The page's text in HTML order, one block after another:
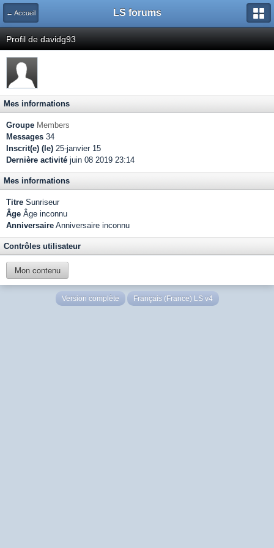
← Accueil LS forums
Profil de davidg93
Mes informations
Groupe Members
Messages 34
Inscrit(e) (le) 25-janvier 15
Dernière activité juin 08 2019 23:14
Mes informations
Titre Sunriseur
Âge Âge inconnu
Anniversaire Anniversaire inconnu
Contrôles utilisateur
Mon contenu
Version complète Français (France) LS v4